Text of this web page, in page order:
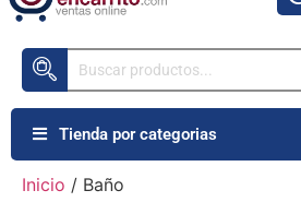
Tienda por categorias
Inicio / Baño